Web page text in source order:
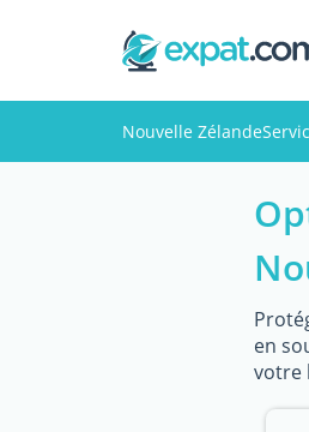
Nouvelle Zélande
en
votre